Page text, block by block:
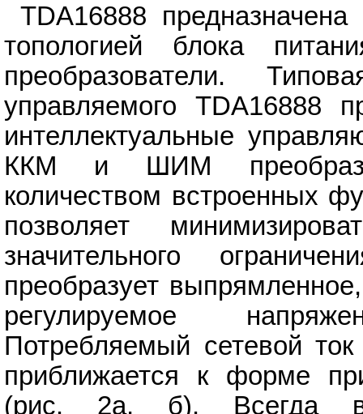
TDA16888
топологией блока
преобразователи.
управляемого TDA16888
интеллектуальные
ККМ и ШИМ
количеством встроенных
позволяет
значительного
преобразует
регулируемое
Потребляемый сетевой ток
приближается к форме
(рис. 2а, б). Всегда